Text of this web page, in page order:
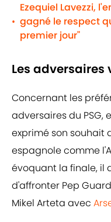
•
Ezequiel Lavezzi,
gagné le respect
premier jour"
Les adversaires
Concernant les
adversaires du PSG,
exprimé son souhait
espagnole comme
évoquant la finale, il
d'affronter Pep
Mikel Arteta avec